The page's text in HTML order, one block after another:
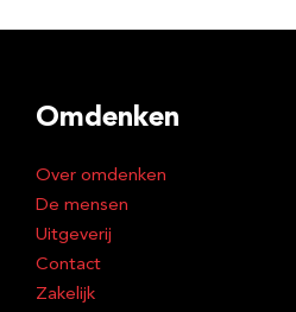
Omdenken
Over omdenken
De mensen
Uitgeverij
Contact
Zakelijk